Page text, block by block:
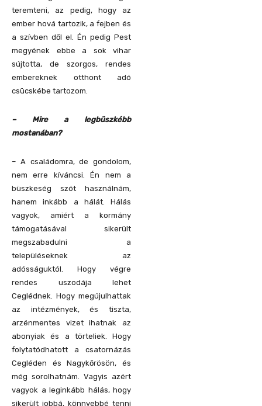
teremteni, az pedig, hogy az
ember hová tartozik, a fejben és
a szívben dől el. Én pedig Pest
megyének ebbe a sok vihar
sújtotta, de szorgos, rendes
embereknek otthont adó
csücskébe tartozom.
– Mire a legbüszkébb
mostanában?
– A családomra, de gondolom,
nem erre kíváncsi. Én nem a
büszkeség szót használnám,
hanem inkább a hálát. Hálás
vagyok, amiért a kormány
támogatásával sikerült
megszabadulni a
településeknek az
adósságuktól. Hogy végre
rendes uszodája lehet
Ceglédnek. Hogy megújulhattak
az intézmények, és tiszta,
arzénmentes vizet ihatnak az
abonyiak és a törteliek. Hogy
folytatódhatott a csatornázás
Cegléden és Nagykőrösön, és
még sorolhatnám. Vagyis azért
vagyok a leginkább hálás, hogy
sikerült jobbá, könnyebbé tenni